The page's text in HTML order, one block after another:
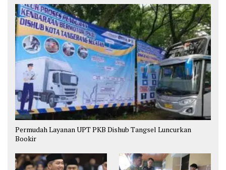
Permudah Layanan UPT PKB Dishub Tangsel Luncurkan
Bookir